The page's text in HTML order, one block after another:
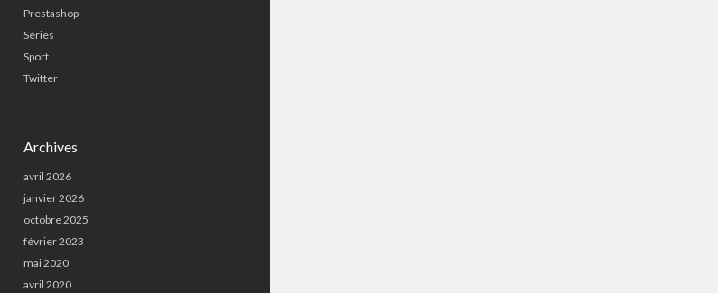
Prestashop
Séries
Sport
Twitter
Archives
avril 2026
janvier 2026
octobre 2025
février 2023
mai 2020
avril 2020